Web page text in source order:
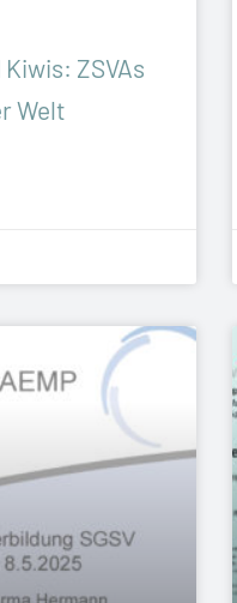
ZSVAs
Welt